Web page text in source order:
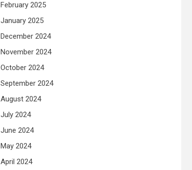
February 2025
January 2025
December 2024
November 2024
October 2024
September 2024
August 2024
July 2024
June 2024
May 2024
April 2024